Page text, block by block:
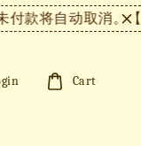
自动取消。【注意
Cart